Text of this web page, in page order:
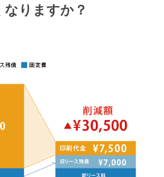
りますか？